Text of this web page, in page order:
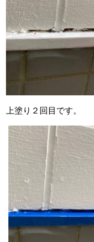
上塗り２回目です。